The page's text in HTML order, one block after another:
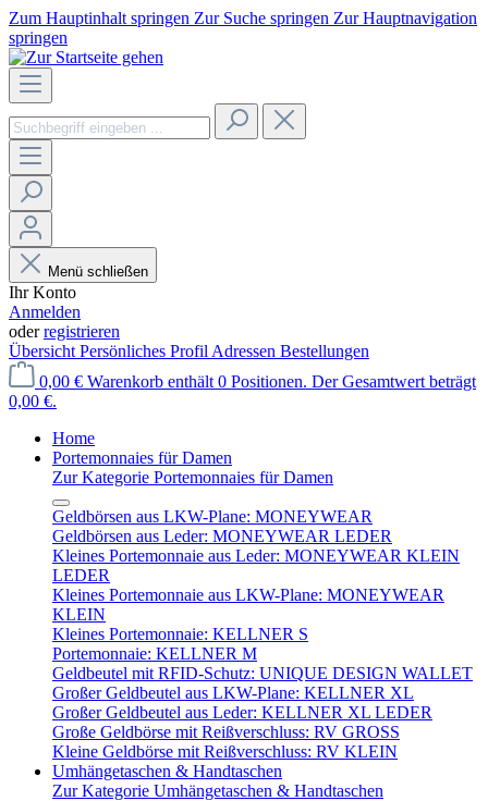
Zum Hauptinhalt springen Zur Suche springen Zur Hauptnavigation
springen
Menü schließen
Ihr Konto
Anmelden
oderregistrieren
Übersicht Persönliches Profil Adressen Bestellungen
0,00 € Warenkorb enthält 0 Positionen. Der Gesamtwert beträgt
0,00 €.
Home
Portemonnaies für Damen
Zur Kategorie Portemonnaies für Damen
Geldbörsen aus LKW-Plane: MONEYWEAR
Geldbörsen aus Leder: MONEYWEAR LEDER
Kleines Portemonnaie aus Leder: MONEYWEAR KLEIN
LEDER
Kleines Portemonnaie aus LKW-Plane: MONEYWEAR
KLEIN
Kleines Portemonnaie: KELLNER S
Portemonnaie: KELLNER M
Geldbeutel mit RFID-Schutz: UNIQUE DESIGN WALLET
Großer Geldbeutel aus LKW-Plane: KELLNER XL
Großer Geldbeutel aus Leder: KELLNER XL LEDER
Große Geldbörse mit Reißverschluss: RV GROSS
Kleine Geldbörse mit Reißverschluss: RV KLEIN
Umhängetaschen & Handtaschen
Zur Kategorie Umhängetaschen & Handtaschen